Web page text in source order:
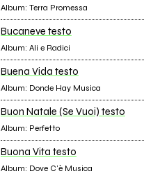
Album: Terra Promessa
Bucaneve testo
Album: Ali e Radici
Buena Vida testo
Album: Donde Hay Musica
Buon Natale (Se Vuoi) testo
Album: Perfetto
Buona Vita testo
Album: Dove C'è Musica